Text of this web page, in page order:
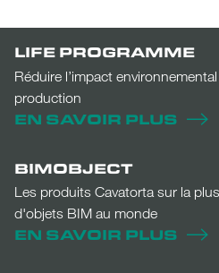
LIFE PROGRAMME
Réduire l’impact
production
EN SAVOIR PLUS
BIMOBJECT
Les produits Cavatorta sur la
d'objets BIM au monde
EN SAVOIR PLUS